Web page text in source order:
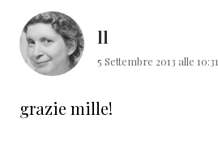
ll
5 Settembre 2013 alle 10:31
grazie mille!